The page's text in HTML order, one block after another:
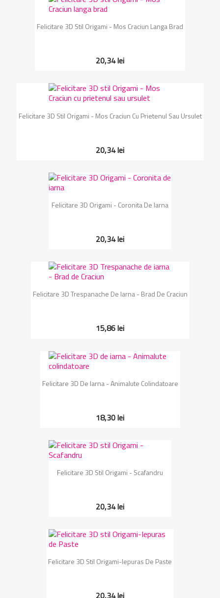
Felicitare 3D Stil Origami - Mos Craciun Langa Brad
20,34 lei
Felicitare 3D Stil Origami - Mos Craciun Cu Prietenul Sau Ursulet
20,34 lei
Felicitare 3D Origami - Coronita De Iarna
20,34 lei
Felicitare 3D Trespanache De Iarna - Brad De Craciun
15,86 lei
Felicitare 3D De Iarna - Animalute Colindatoare
18,30 lei
Felicitare 3D Stil Origami - Scafandru
20,34 lei
Felicitare 3D Stil Origami-Iepuras De Paste